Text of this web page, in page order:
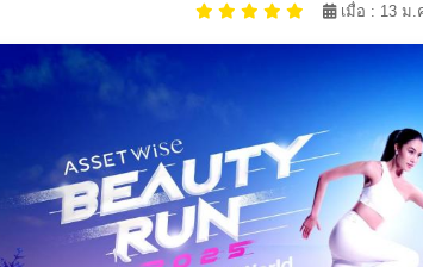
เมื่อ : 13 ม.